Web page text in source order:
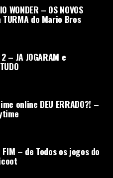
WONDER – OS NOVOS
TURMA do Mario Bros
– JA JOGARAM e
online DEU ERRADO?! –
– de Todos os jogos do